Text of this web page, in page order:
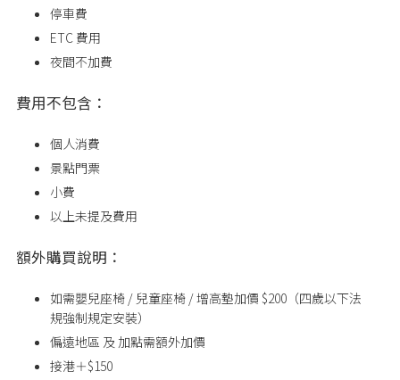
停車費
ETC 費用
夜間不加費
費用不包含：
個人消費
景點門票
小費
以上未提及費用
額外購買說明：
如需嬰兒座椅 / 兒童座椅 / 增高墊加價 $200（四歲以下法
規強制規定安裝）
偏遠地區 及 加點需額外加價
接港＋$150